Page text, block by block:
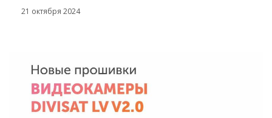
21 октября 2024